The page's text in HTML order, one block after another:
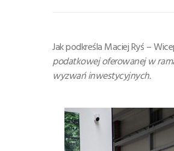
Jak podkreśla Maciej Ryś –
podatkowej oferowanej w
wyzwań inwestycyjnych.